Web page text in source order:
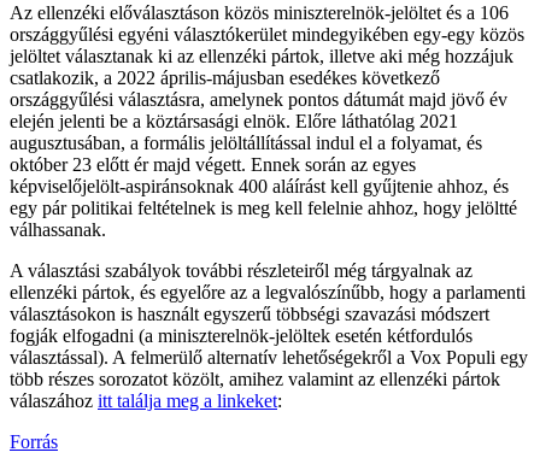
Az ellenzéki előválasztáson közös miniszterelnök-jelöltet és a 106
országgyűlési egyéni választókerület mindegyikében egy-egy közös
jelöltet választanak ki az ellenzéki pártok, illetve aki még hozzájuk
csatlakozik, a 2022 április-májusban esedékes következő
országgyűlési választásra, amelynek pontos dátumát majd jövő év
elején jelenti be a köztársasági elnök. Előre láthatólag 2021
augusztusában, a formális jelöltállítással indul el a folyamat, és
október 23 előtt ér majd végett. Ennek során az egyes
képviselőjelölt-aspiránsoknak 400 aláírást kell gyűjtenie ahhoz, és
egy pár politikai feltételnek is meg kell felelnie ahhoz, hogy jelöltté
válhassanak.
A választási szabályok további részleteiről még tárgyalnak az
ellenzéki pártok, és egyelőre az a legvalószínűbb, hogy a parlamenti
választásokon is használt egyszerű többségi szavazási módszert
fogják elfogadni (a miniszterelnök-jelöltek esetén kétfordulós
választással). A felmerülő alternatív lehetőségekről a Vox Populi egy
több részes sorozatot közölt, amihez valamint az ellenzéki pártok
válaszához itt találja meg a linkeket:
Forrás